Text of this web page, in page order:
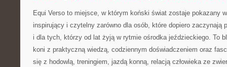
Equi Verso to miejsce, w którym koński świat zostaje pokazany
inspirujący i czytelny zarówno dla osób, które dopiero zaczynają
i dla tych, którzy od lat żyją w rytmie ośrodka jeździeckiego. To
koni z praktyczną wiedzą, codziennym doświadczeniem oraz
się z hodowlą, treningiem, jazdą konną, relacją człowieka ze